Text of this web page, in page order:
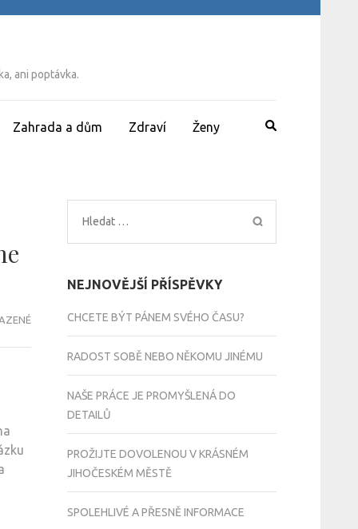
ani poptávka.
Zahrada a dům Zdraví Ženy
Vyhledávání
NEJNOVĚJŠÍ PŘÍSPĚVKY
CHCETE BÝT PÁNEM SVÉHO ČASU?
RADOST SOBĚ NEBO NĚKOMU JINÉMU
NAŠE PRÁCE JE PROMYŠLENÁ DO
DETAILŮ
PROŽIJTE DOVOLENOU V KRÁSNÉM
JIHOČESKÉM MĚSTĚ
SPOLEHLIVÉ A PŘESNĚ INFORMACE